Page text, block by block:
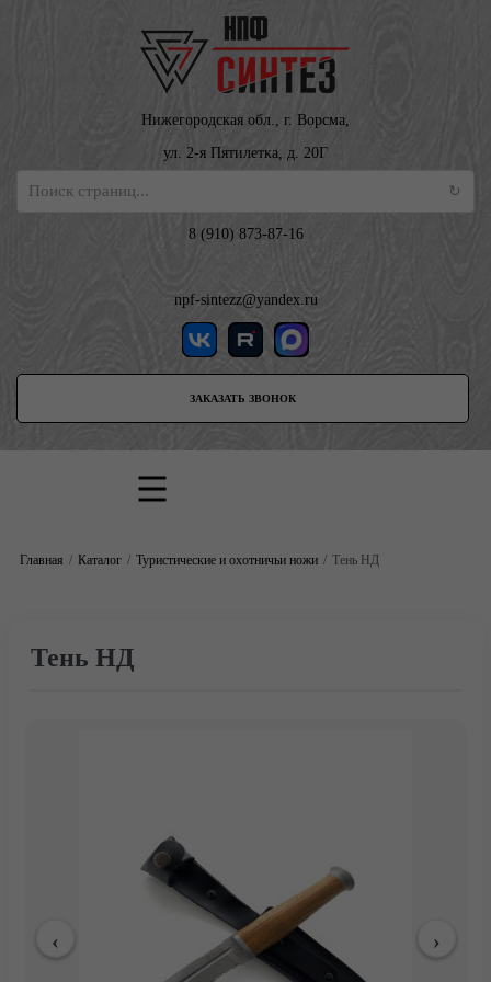
Нижегородская обл., г. Ворсма,
ул. 2-я Пятилетка, д. 20Г
8 (910) 873-87-16
npf-sintezz@yandex.ru
ЗАКАЗАТЬ ЗВОНОК
Главная Каталог Туристические и охотничьи ножи Тень НД
Тень НД